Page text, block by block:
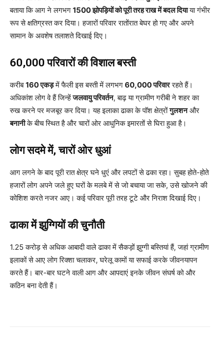
बताया कि आग ने लगभग 1500 झोपड़ियों को पूरी तरह राख में बदल दियाया गंभीर
रूप से क्षतिग्रस्त कर दिया। हजारों परिवार रातोंरात बेघर हो गए और अपने
सामान के अवशेष तलाशते दिखाई दिए।
60,000 परिवारों की विशाल बस्ती
करीब160 एकड़में फैली इस बस्ती में लगभग 60,000 परिवाररहते हैं।
अधिकांश लोग वे हैं जिन्हेंजलवायु परिवर्तन, बाढ़ या ग्रामीण गरीबी ने शहर का
रुख करने पर मजबूर कर दिया। यह इलाका ढाका के पॉश क्षेत्रोंगुलशनऔर
बनानीके बीच स्थित है और चारों ओर आधुनिक इमारतों से घिरा हुआ है।
लोग सदमे में, चारों ओर धुआं
आग लगने के बाद पूरी रात क्षेत्र घने धुएं और लपटों से ढका रहा। सुबह होते-होते
हजारों लोग अपने जले हुए घरों के मलबे में से जो बचाया जा सके, उसे खोजने की
कोशिश करते नजर आए। कई परिवार पूरी तरह टूटे और निराश दिखाई दिए।
ढाका में झुग्गियों की चुनौती
1.25 करोड़ से अधिक आबादी वाले ढाका में सैकड़ों झुग्गी बस्तियां हैं, जहां ग्रामीण
इलाकों से आए लोग रिक्शा चलाकर, घरेलू कामों या सफाई करके जीवनयापन
करते हैं। बार-बार घटने वाली आग और आपदाएं इनके जीवन संघर्ष को और
कठिन बना देती हैं।